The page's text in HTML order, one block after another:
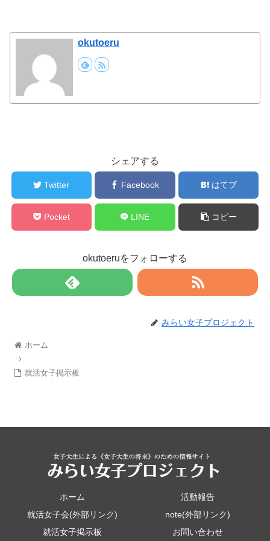
okutoeru
シェアする
Twitter Facebook はてブ
Pocket LINE コピー
okutoeruをフォローする
みらい女子プロジェクト
ホーム
就活女子掲示板
ホーム
活動報告
就活女子会(外部リンク)
note(外部リンク)
就活女子掲示板
お問い合わせ